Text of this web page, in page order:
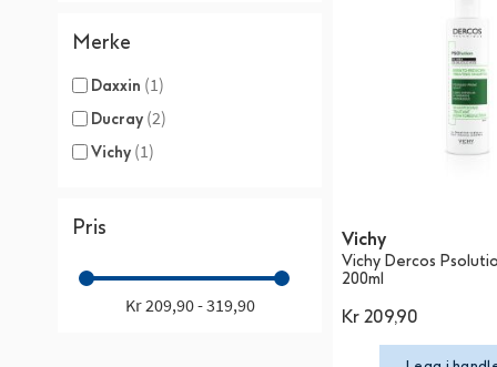
Merke
Daxxin (1)
Ducray (2)
Vichy (1)
Pris
Kr 209,90 - 319,90
Vichy
Vichy Dercos
200ml
Kr 209,90